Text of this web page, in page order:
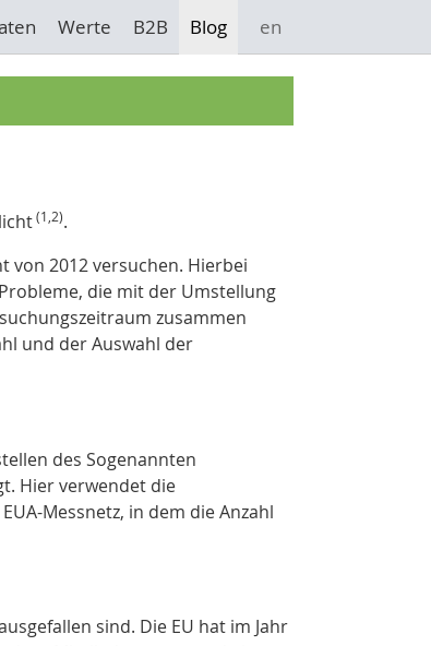
Werte B2B Blog en
(1,2).
von 2012 versuchen. Hierbei
die mit der Umstellung
zusammen
und der Auswahl der
des Sogenannten
Hier verwendet die
Messnetz, in dem die Anzahl
sind. Die EU hat im Jahr